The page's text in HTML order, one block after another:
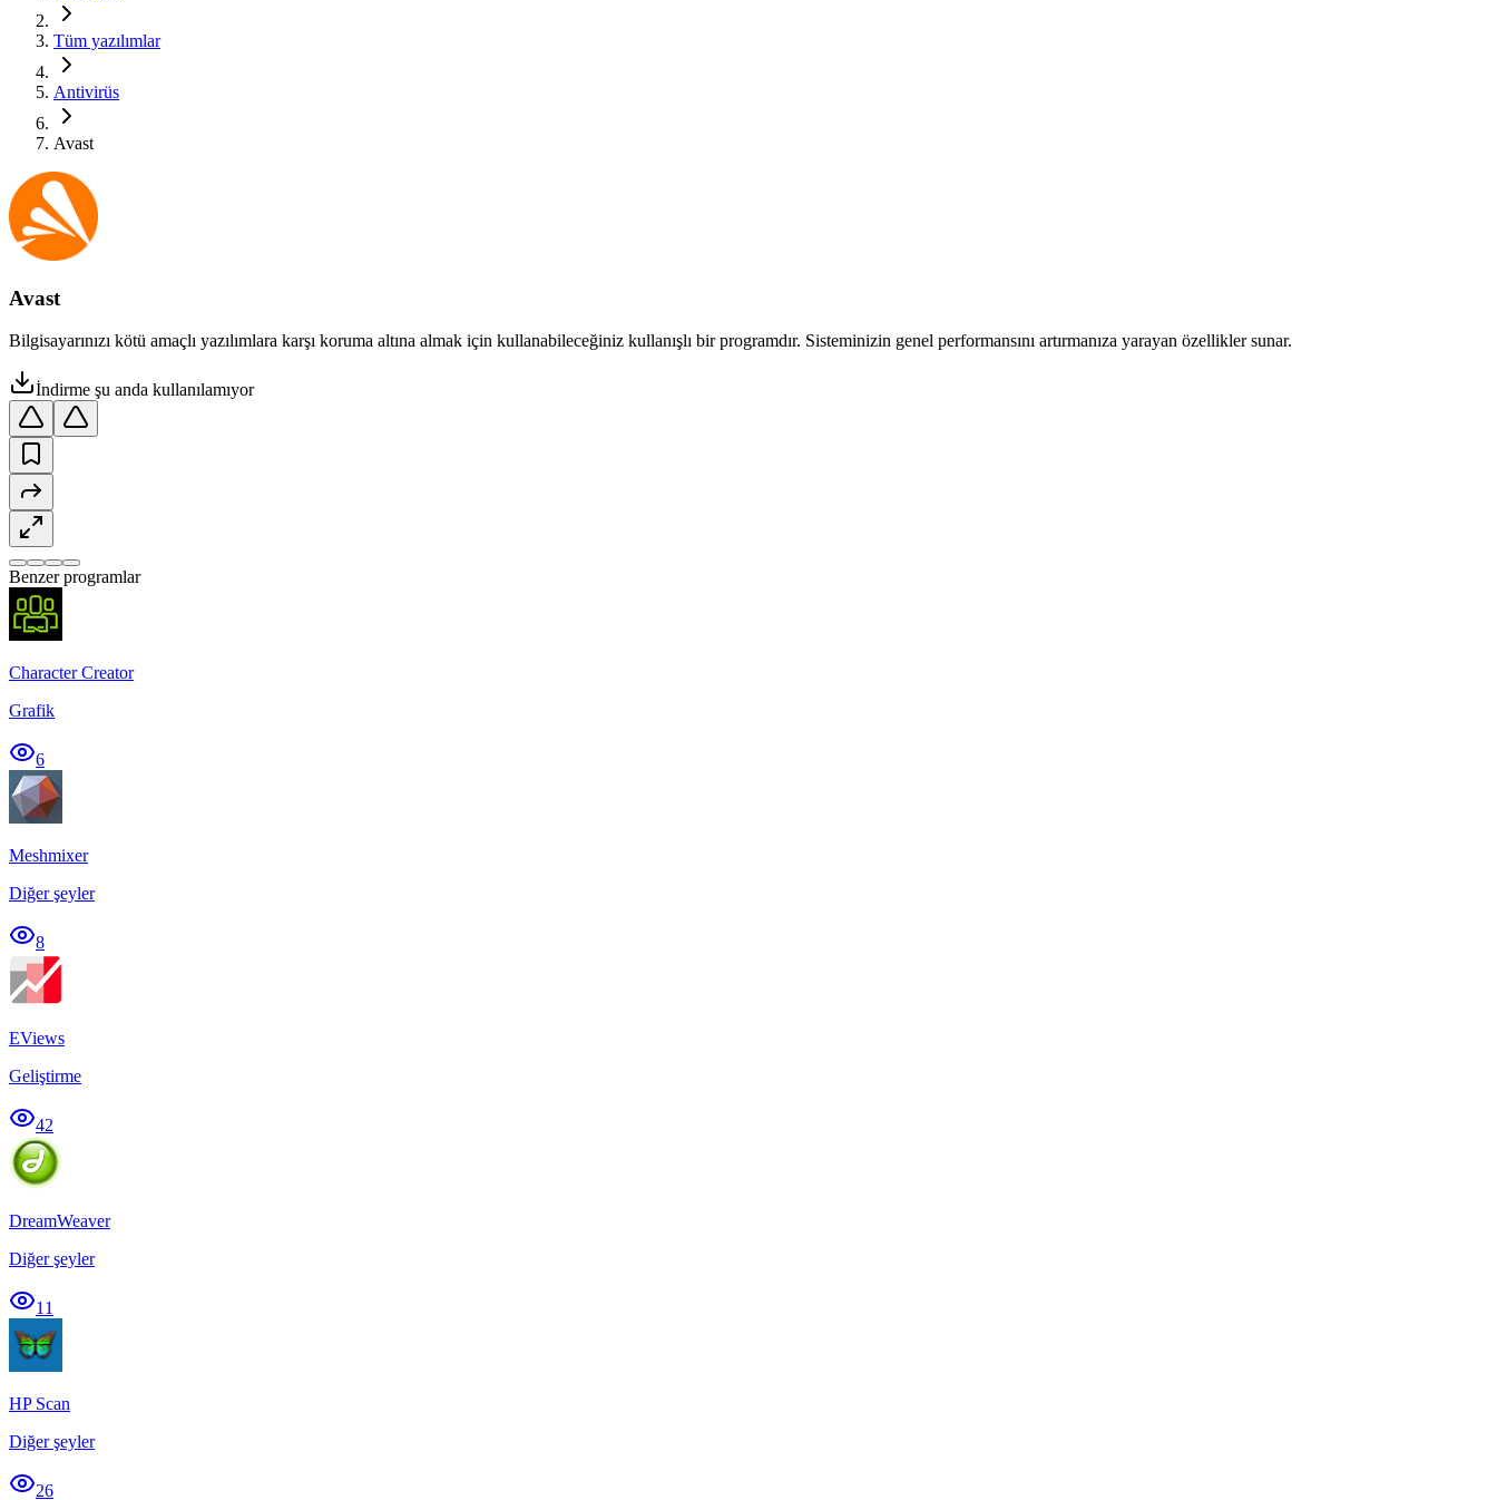
Tüm yazılımlar
Antivirüs
Avast
Avast
Bilgisayarınızı kötü amaçlı yazılımlara karşı koruma altına almak için kullanabileceğiniz kullanışlı bir programdır. Sisteminizin genel performansını artırmanıza yarayan özellikler sunar.
İndirme şu anda kullanılamıyor
Benzer programlar
Character Creator
Grafik
6
Meshmixer
Diğer şeyler
8
EViews
Geliştirme
42
DreamWeaver
Diğer şeyler
11
HP Scan
Diğer şeyler
26